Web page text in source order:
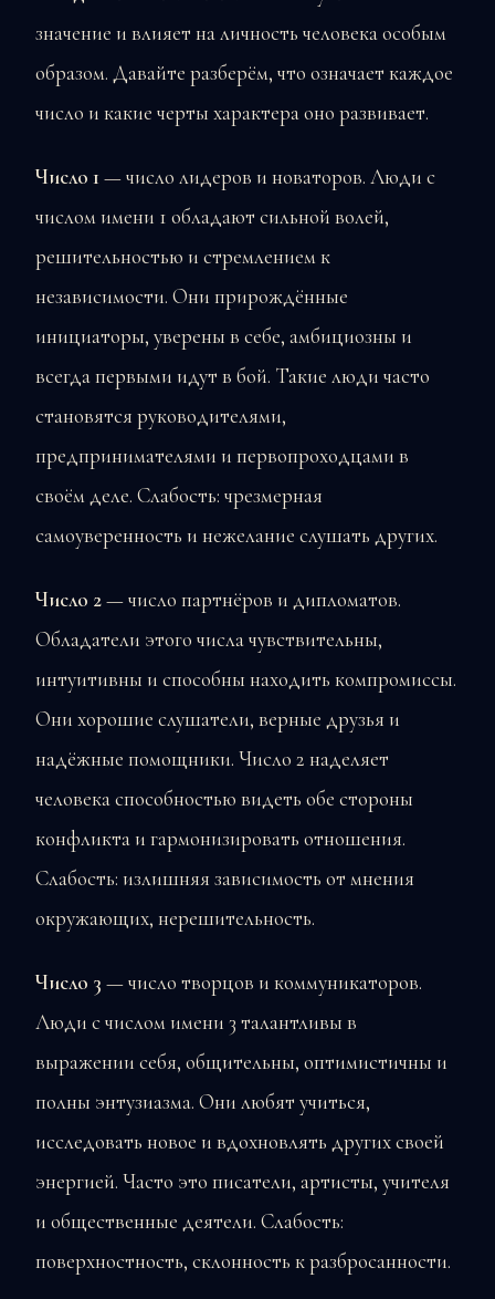
значение и влияет на личность человека особым
образом. Давайте разберём, что означает каждое
число и какие черты характера оно развивает.
Число 1 — число лидеров и новаторов. Люди с
числом имени 1 обладают сильной волей,
решительностью и стремлением к
независимости. Они прирождённые
инициаторы, уверены в себе, амбициозны и
всегда первыми идут в бой. Такие люди часто
становятся руководителями,
предпринимателями и первопроходцами в
своём деле. Слабость: чрезмерная
самоуверенность и нежелание слушать других.
Число 2— число партнёров и дипломатов.
Обладатели этого числа чувствительны,
интуитивны и способны находить компромиссы.
Они хорошие слушатели, верные друзья и
надёжные помощники. Число 2 наделяет
человека способностью видеть обе стороны
конфликта и гармонизировать отношения.
Слабость: излишняя зависимость от мнения
окружающих, нерешительность.
Число 3 — число творцов и коммуникаторов.
Люди с числом имени 3 талантливы в
выражении себя, общительны, оптимистичны и
полны энтузиазма. Они любят учиться,
исследовать новое и вдохновлять других своей
энергией. Часто это писатели, артисты, учителя
и общественные деятели. Слабость:
поверхностность, склонность к разбросанности.